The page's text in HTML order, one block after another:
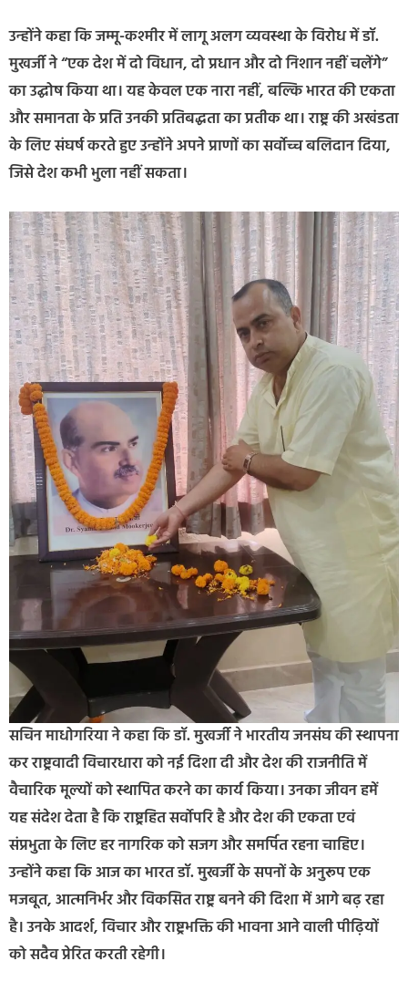
उन्होंने कहा कि जम्मू-कश्मीर में लागू अलग व्यवस्था के विरोध में डॉ.
मुखर्जी ने “एक देश में दो विधान, दो प्रधान और दो निशान नहीं चलेंगे”
का उद्घोष किया था। यह केवल एक नारा नहीं, बल्कि भारत की एकता
और समानता के प्रति उनकी प्रतिबद्धता का प्रतीक था। राष्ट्र की अखंडता
के लिए संघर्ष करते हुए उन्होंने अपने प्राणों का सर्वोच्च बलिदान दिया,
जिसे देश कभी भुला नहीं सकता।
सचिन माधोगरिया ने कहा कि डॉ. मुखर्जी ने भारतीय जनसंघ की स्थापना
कर राष्ट्रवादी विचारधारा को नई दिशा दी और देश की राजनीति में
वैचारिक मूल्यों को स्थापित करने का कार्य किया। उनका जीवन हमें
यह संदेश देता है कि राष्ट्रहित सर्वोपरि है और देश की एकता एवं
संप्रभुता के लिए हर नागरिक को सजग और समर्पित रहना चाहिए।
उन्होंने कहा कि आज का भारत डॉ. मुखर्जी के सपनों के अनुरूप एक
मजबूत, आत्मनिर्भर और विकसित राष्ट्र बनने की दिशा में आगे बढ़ रहा
है। उनके आदर्श, विचार और राष्ट्रभक्ति की भावना आने वाली पीढ़ियों
को सदैव प्रेरित करती रहेगी।